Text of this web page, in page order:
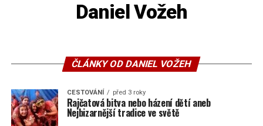
Daniel Vožeh
ČLÁNKY OD DANIEL VOŽEH
CESTOVÁNÍ před 3 roky
Rajčatová bitva nebo házení dětí aneb
Nejbizarnější tradice ve světě